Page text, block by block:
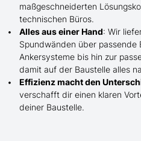
maßgeschneiderten
technischen Büros.
Alles aus einer Hand: Wir
Spundwänden über passende
Ankersysteme bis hin zur
damit auf der Baustelle alles
Effizienz macht den
verschafft dir einen klaren
deiner Baustelle.